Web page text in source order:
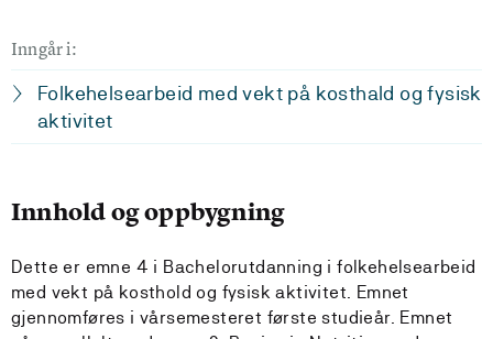
Inngår i:
Folkehelsearbeid med vekt på kosthald og fysisk
aktivitet
Innhold og oppbygning
Dette er emne 4 i Bachelorutdanning i folkehelsearbeid
med vekt på kosthold og fysisk aktivitet. Emnet
gjennomføres i vårsemesteret første studieår. Emnet